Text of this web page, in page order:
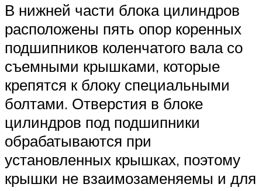
В нижней части блока цилиндров
расположены пять опор коренных
подшипников коленчатого вала со
съемными крышками, которые
крепятся к блоку специальными
болтами. Отверстия в блоке
цилиндров под подшипники
обрабатываются при
установленных крышках, поэтому
крышки не взаимозаменяемы и для